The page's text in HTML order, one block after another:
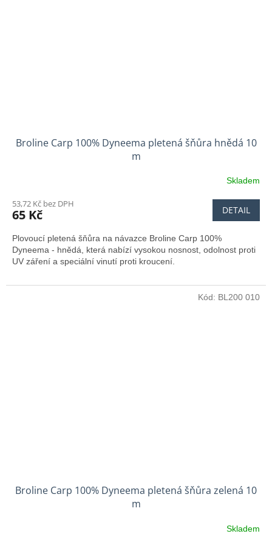
Broline Carp 100% Dyneema pletená šňůra hnědá 10
m
Skladem
53,72 Kč bez DPH
65 Kč DETAIL
Plovoucí pletená šňůra na návazce Broline Carp 100%
Dyneema - hnědá, která nabízí vysokou nosnost, odolnost proti
UV záření a speciální vinutí proti kroucení.
Broline Carp 100% Dyneema pletená šňůra zelená 10
m
Skladem
Kód: BL200 010